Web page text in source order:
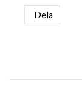
Dela